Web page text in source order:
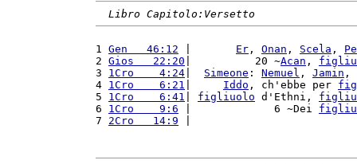
Libro Capitolo:Versetto
1 Gen   46:12 Er , Onan , Scela ,
2 Gios   22:20 |          20 ~Acan ,
3 1Cro    4:24 Simeone : Nemuel , Jamin ,
4 1Cro    6:21 Iddo , ch'ebbe per
5 1Cro    6:41 figliuolo d'Ethni,
6 1Cro    9:6 |             6 ~Dei
7 2Cro   14:9